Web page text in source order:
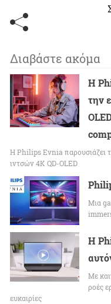
Διαβάστε ακόμα
Η
την
Η Philips Evnia παρουσιάζει
ιντσών 4K QD-OLED
Μια
Η
Με
ροές
ευκαιρίες